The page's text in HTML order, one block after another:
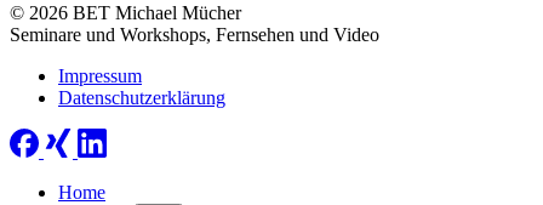
© 2026 BET Michael Mücher
Seminare und Workshops, Fernsehen und Video
Impressum
Datenschutzerklärung
Home